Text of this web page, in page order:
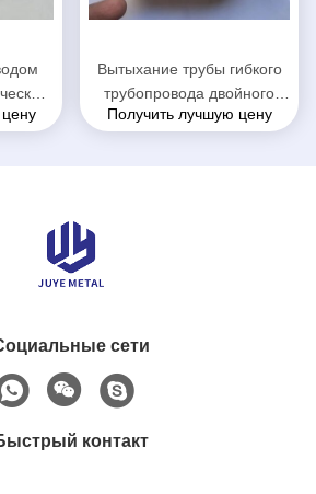
Вытыхание трубы гибкого
трубопровода двойного
слоя всеобщее, замена
Получить лучшую цену
сети
контакт